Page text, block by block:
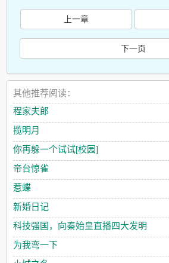
上一章
下一页
其他推荐阅读：
程家夫郎
揽明月
你再躲一个试试[校园]
帝台惊雀
惹蝶
新婚日记
科技强国，向秦始皇直播四大发明
为我弯一下